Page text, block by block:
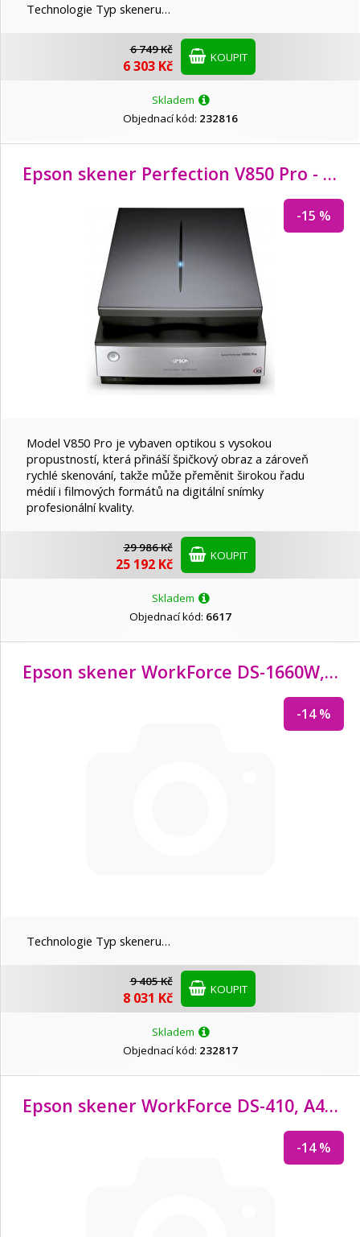
Technologie Typ skeneru…
6 749 Kč
6 303 Kč KOUPIT
Skladem
Objednací kód: 232816
Epson skener Perfection V850 Pro - A4/6400x9600dpi/
-15 %
Model V850 Pro je vybaven optikou s vysokou
propustností, která přináší špičkový obraz a zároveň
rychlé skenování, takže může přeměnit širokou řadu
médií i filmových formátů na digitální snímky
profesionální kvality.
29 986 Kč
25 192 Kč KOUPIT
Skladem
Objednací kód: 6617
Epson skener WorkForce DS-1660W, A4, 1200x1200dpi, USB 3.0
-14 %
Technologie Typ skeneru…
9 405 Kč
8 031 Kč KOUPIT
Skladem
Objednací kód: 232817
Epson skener WorkForce DS-410, A4, 50x1200dpi, USB 2.0, 3 roky záruka po reg.
-14 %